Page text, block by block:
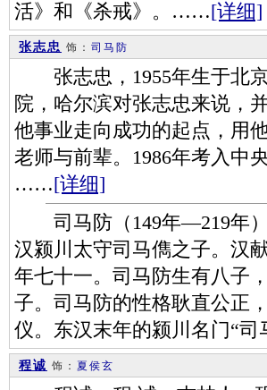
活》和《杀戒》。……[详细]
张志忠 饰： 司马防
张志忠，1955年生于北京
院，哈尔滨对张志忠来说，
他事业走向成功的起点，用
老师与前辈。1986年考入中
……[详细]
司马防（149年―219年）
汉颍川太守司马儁之子。汉
年七十一。司马防生有八子
子。司马防的性格耿直公正
仪。东汉末年的颍川名门“
程诚 饰： 夏侯玄